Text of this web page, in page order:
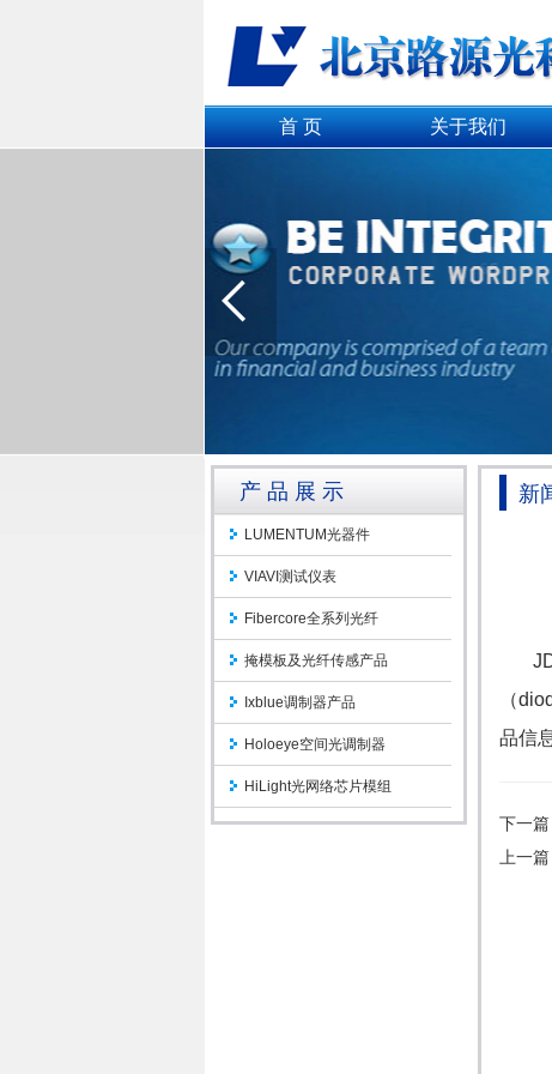
首 页 关于我们
产品展示
LUMENTUM光器件
VIAVI测试仪表
Fibercore全系列光纤
掩模板及光纤传感产品
Ixblue调制器产品
Holoeye空间光调制器
HiLight光网络芯片模组
新
（
品信
下一篇
上一篇